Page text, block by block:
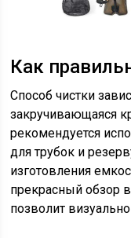
Как
Способ чистки
закручивающаяся
рекомендуется
для трубок и
изготовления
прекрасный обзор
позволит